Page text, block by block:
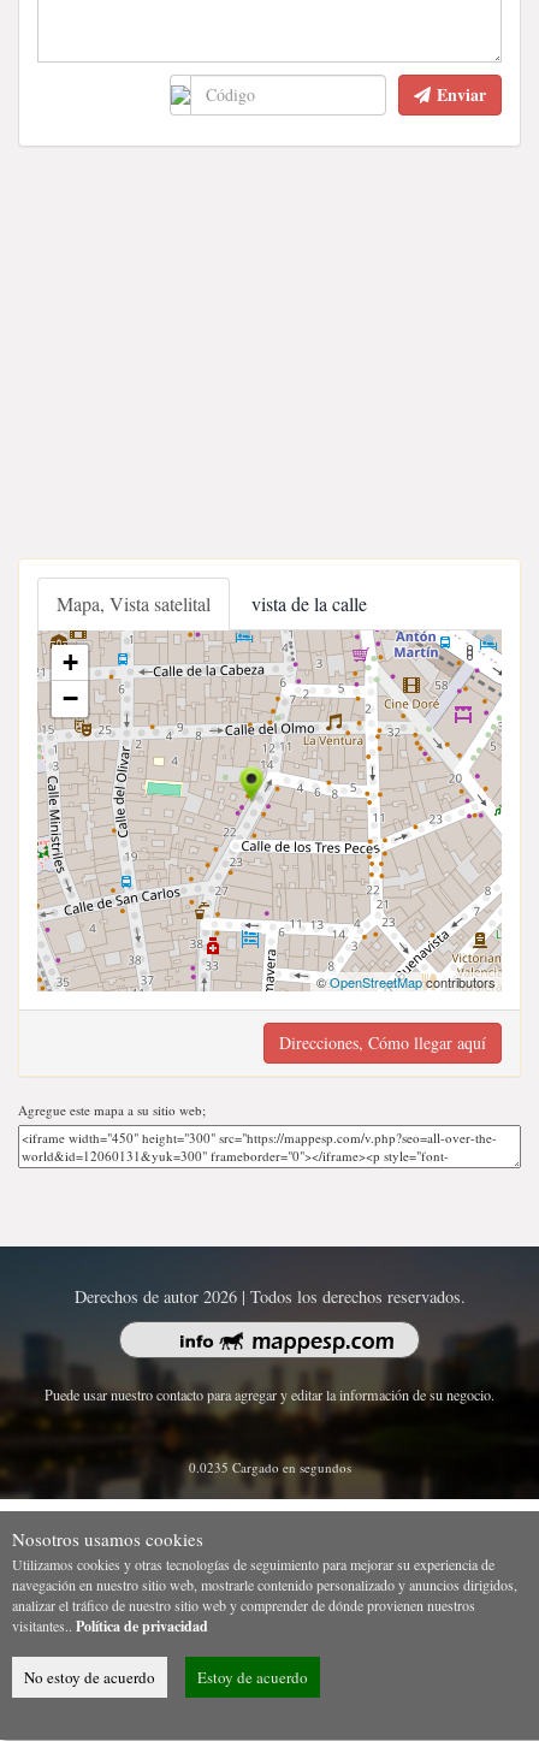
Enviar
Mapa, Vista satelital vista de la calle
+
−
©OpenStreetMapcontributors
Direcciones, Cómo llegar aquí
Agregue este mapa a su sitio web;
Derechos de autor 2026 | Todos los derechos reservados.
Puede usar nuestro contacto para agregar y editar la información de su negocio.
0.0235 Cargado en segundos
Nosotros usamos cookies
Utilizamos cookies y otras tecnologías de seguimiento para mejorar su experiencia de
navegación en nuestro sitio web, mostrarle contenido personalizado y anuncios dirigidos,
analizar el tráfico de nuestro sitio web y comprender de dónde provienen nuestros
visitantes.. Política de privacidad
No estoy de acuerdo Estoy de acuerdo